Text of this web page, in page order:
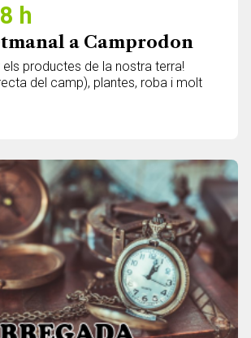
h
a Camprodon
productes de la nostra terra!
del camp), plantes, roba i molt